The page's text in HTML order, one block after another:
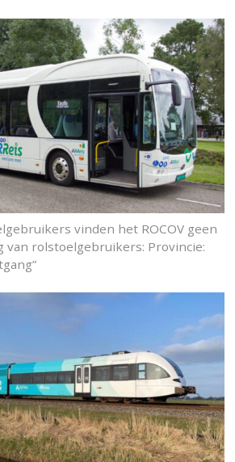
vinden het ROCOV geen
van rolstoelgebruikers: Provincie: